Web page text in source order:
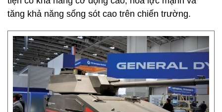
tăng khả năng sống sót cao trên chiến trường.